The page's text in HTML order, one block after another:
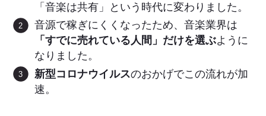
「音楽は共有」という時代に変わりました。
音源で稼ぎにくくなったため、音楽業界は
「すでに売れている人間」だけを選ぶように
なりました。
新型コロナウイルスのおかげでこの流れが加
速。